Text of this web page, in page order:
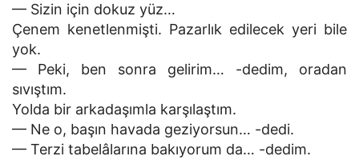
— Sizin için dokuz yüz…
Çenem kenetlenmişti. Pazarlık edilecek yeri bile
yok.
— Peki, ben sonra gelirim… -dedim, oradan
sıvıştım.
Yolda bir arkadaşımla karşılaştım.
— Ne o, başın havada geziyorsun… -dedi.
— Terzi tabelâlarına bakıyorum da… -dedim.